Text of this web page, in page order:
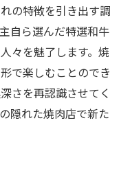
の特徴を引き出す調
自ら選んだ特選和牛
々を魅了します。焼
で楽しむことのでき
さを再認識させてく
隠れた焼肉店で新た